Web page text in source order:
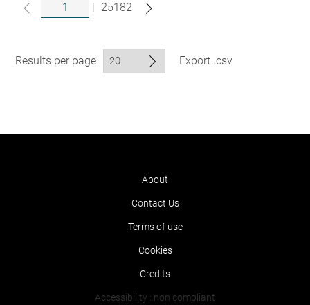
| 25182
Results per page Export .csv
About
Contact Us
Terms of use
Cookies
Credits
Accessibility : non compliant